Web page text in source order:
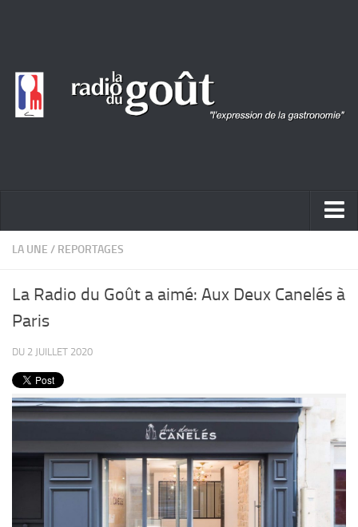
ACTUALITÉ
Entrées
Desserts
LA UNE / REPORTAGES
La Radio du Goût a aimé: Aux Deux Canelés à
Paris
DU 2 JUILLET 2020